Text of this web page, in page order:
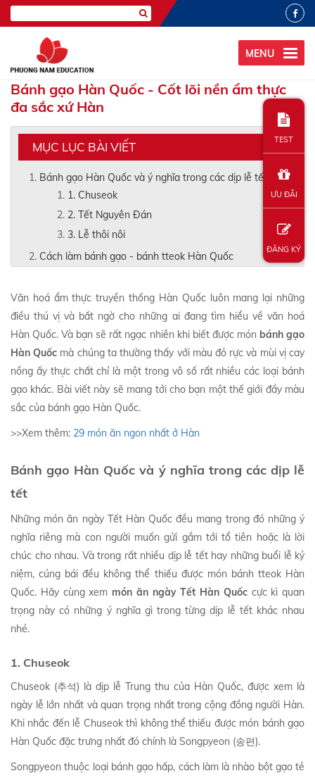
MENU
Bánh gạo Hàn Quốc - Cốt lõi nền ẩm thực
đa sắc xứ Hàn
MỤC LỤC BÀI VIẾT
Bánh gạo Hàn Quốc và ý nghĩa trong các dịp lễ tết
1. Chuseok
2. Tết Nguyên Đán
3. Lễ thôi nôi
Cách làm bánh gạo - bánh tteok Hàn Quốc
Văn hoá ẩm thực truyền thống Hàn Quốc luôn mang lại những
điều thú vị và bất ngờ cho những ai đang tìm hiểu về văn hoá
Hàn Quốc. Và bạn sẽ rất ngạc nhiên khi biết được món bánh gạo
Hàn Quốc mà chúng ta thường thấy với màu đỏ rực và mùi vị cay
nồng ấy thực chất chỉ là một trong vô số rất nhiều các loại bánh
gạo khác. Bài viết này sẽ mang tới cho bạn một thế giới đầy màu
sắc của bánh gạo Hàn Quốc.
>>Xem thêm: 29 món ăn ngon nhất ở Hàn
Bánh gạo Hàn Quốc và ý nghĩa trong các dịp lễ
tết
Những món ăn ngày Tết Hàn Quốc đều mang trong đó những ý
nghĩa riêng mà con người muốn gửi gắm tới tổ tiên hoặc là lời
chúc cho nhau. Và trong rất nhiều dịp lễ tết hay những buổi lễ kỷ
niệm, cúng bái đều không thể thiếu được món bánh tteok Hàn
Quốc. Hãy cùng xem món ăn ngày Tết Hàn Quốccực kì quan
trọng này có những ý nghĩa gì trong từng dịp lễ tết khác nhau
nhé.
1. Chuseok
Chuseok (추석) là dịp lễ Trung thu của Hàn Quốc, được xem là
ngày lễ lớn nhất và quan trọng nhất trong cộng đồng người Hàn.
Khi nhắc đến lễ Chuseok thì không thể thiếu được món bánh gạo
Hàn Quốc đặc trưng nhất đó chính là Songpyeon (송편).
Songpyeon thuộc loại bánh gạo hấp, cách làm là nhào bột gạo tẻ
TEST
ƯU ĐÃI
ĐĂNG KÝ